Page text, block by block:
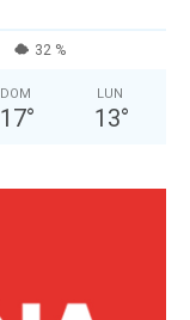
32 %
DOM
17°
LUN
13°